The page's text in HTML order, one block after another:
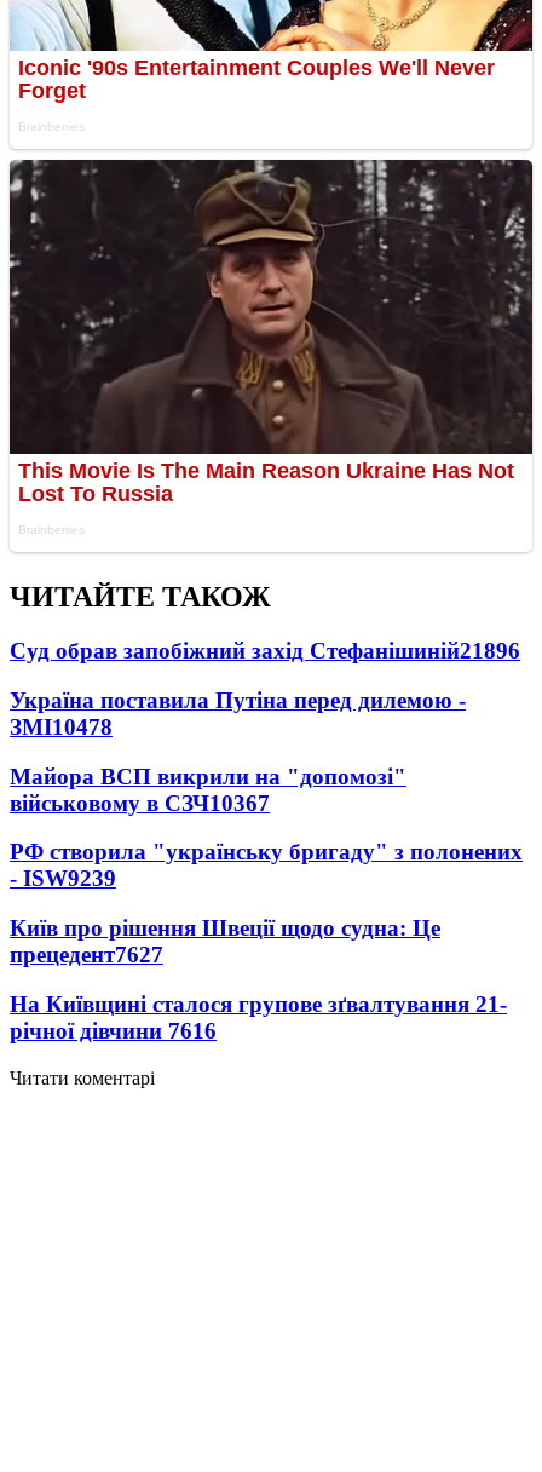
ЧИТАЙТЕ ТАКОЖ
Суд обрав запобіжний захід Стефанішиній21896
Україна поставила Путіна перед дилемою -
ЗМІ10478
Майора ВСП викрили на "допомозі"
військовому в СЗЧ10367
РФ створила "українську бригаду" з полонених
- ISW9239
Київ про рішення Швеції щодо судна: Це
прецедент7627
На Київщині сталося групове зґвалтування 21-
річної дівчини 7616
Читати коментарі